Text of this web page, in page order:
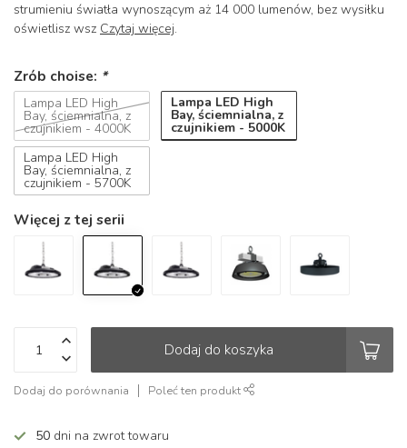
strumieniu światła wynoszącym aż 14 000 lumenów, bez wysiłku
oświetlisz wsz Czytaj więcej.
Zrób choise: *
Lampa LED High
Bay, ściemnialna, z
czujnikiem - 4000K
Lampa LED High
Bay, ściemnialna, z
czujnikiem - 5000K
Lampa LED High
Bay, ściemnialna, z
czujnikiem - 5700K
Więcej z tej serii
Dodaj do koszyka
Dodaj do porównania Poleć ten produkt
50 dni na zwrot towaru